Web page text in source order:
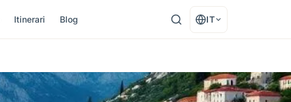
Itinerari Blog IT